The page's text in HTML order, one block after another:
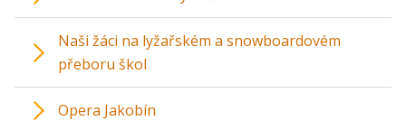
Naši žáci na lyžařském a snowboardovém
přeboru škol
Opera Jakobín